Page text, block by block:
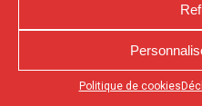
Politique de cookies
Appuyez sur le bouton partager